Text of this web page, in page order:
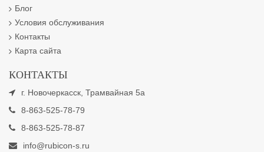
Блог
Условия обслуживания
Контакты
Карта сайта
КОНТАКТЫ
г. Новочеркасск, Трамвайная 5а
8-863-525-78-79
8-863-525-78-87
info@rubicon-s.ru